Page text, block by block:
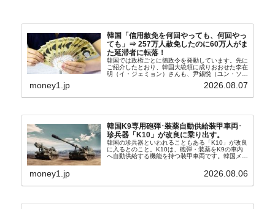
韓国「信用赦免を何回やっても、何回やっ
ても」⇒ 257万人赦免したのに60万人がま
た延滞者に転落！
韓国では政権ごとに徳政令を発動しています。先に
ご紹介したとおり、韓国大統領に成りおおせた李在
明（イ・ジェミョン）さんも、尹錫悦（ユン・ソギ
バンクにして不良債権の買い取りを行い、分割償還
money1.jp 2026.08.07
韓国K9専用砲弾･装薬自動供給装甲車両･
珍兵器「K10」が改良に乗り出す。
韓国の珍兵器といわれることもある「K10」が改良
に入るとのこと。K10は、砲弾・装薬をK9の車内
へ自動供給する機能を持つ装甲車両です。韓国メデ
から以下に一部を引きます。2005年に初めて...
money1.jp 2026.08.06